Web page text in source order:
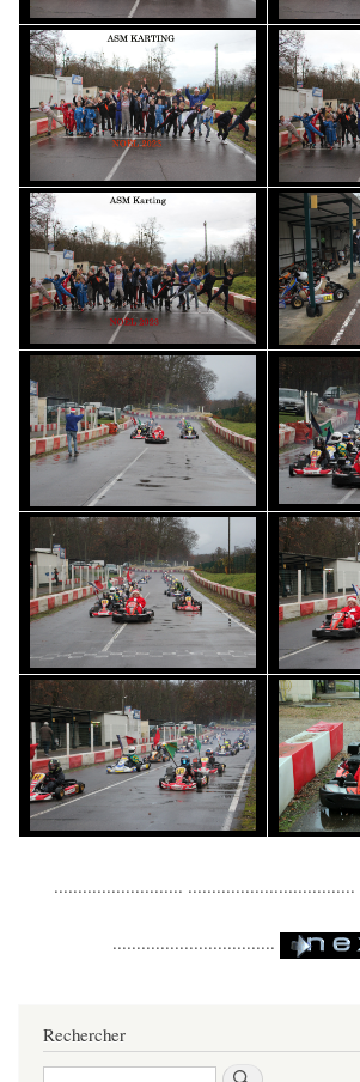
........................... ...................................
..................................
Rechercher
Rechercher